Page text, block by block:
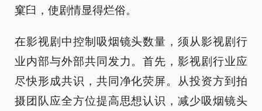
窠臼，使剧情显得烂俗。
在影视剧中控制吸烟镜头数量，须从影视剧行
业内部与外部共同发力。首先，影视剧行业应
尽快形成共识，共同净化荧屏。从投资方到拍
摄团队应全方位提高思想认识，减少吸烟镜头